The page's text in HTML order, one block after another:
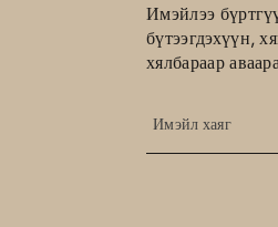
Имэйлээ
бүтээгдэхүүн,
хялбараар